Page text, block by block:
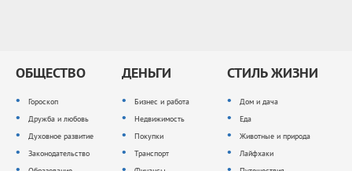
ОБЩЕСТВО
Гороскоп
Дружба и любовь
Духовное развитие
Законодательство
ДЕНЬГИ
Бизнес и работа
Недвижимость
Покупки
Транспорт
СТИЛЬ ЖИЗНИ
Дом и дача
Еда
Животные и природа
Лайфхаки